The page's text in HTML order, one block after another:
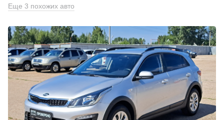
Еще 3 похожих авто